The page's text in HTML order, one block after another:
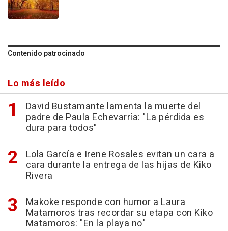
Contenido patrocinado
Lo más leído
David Bustamante lamenta la muerte del
padre de Paula Echevarría: "La pérdida es
dura para todos"
Lola García e Irene Rosales evitan un cara a
cara durante la entrega de las hijas de Kiko
Rivera
Makoke responde con humor a Laura
Matamoros tras recordar su etapa con Kiko
Matamoros: "En la playa no"